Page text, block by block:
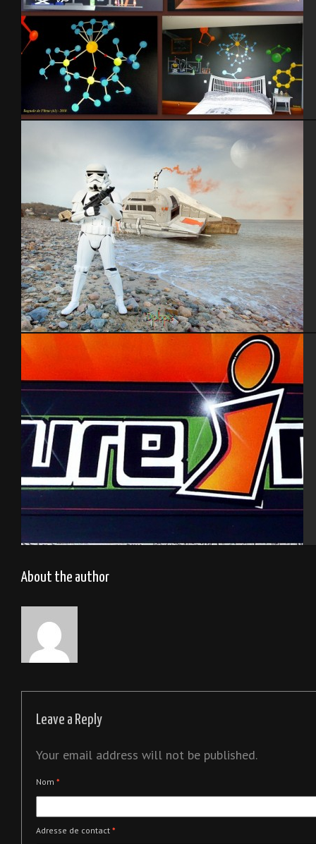
Blockhaus StarWars
About the author
Leave a Reply
Your email address will not be published.
Nom *
Adresse de contact *